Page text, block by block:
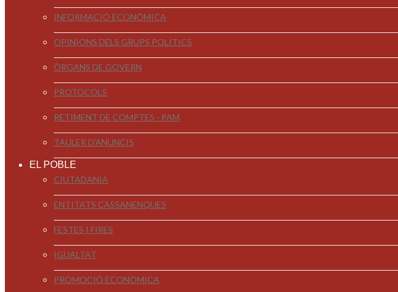
INFORMACIÓ ECONÒMICA
OPINIONS DELS GRUPS POLÍTICS
ÒRGANS DE GOVERN
PROTOCOLS
RETIMENT DE COMPTES - PAM
TAULER D'ANUNCIS
EL POBLE
CIUTADANIA
ENTITATS CASSANENQUES
FESTES I FIRES
IGUALTAT
PROMOCIÓ ECONÒMICA